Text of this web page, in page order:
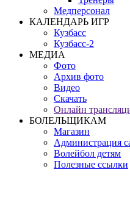
Медперсонал
КАЛЕНДАРЬ ИГР
Кузбасс
Кузбасс-2
МЕДИА
Фото
Архив фото
Видео
Скачать
Онлайн
БОЛЕЛЬЩИКАМ
Магазин
Администрация
Волейбол детям
Полезные ссылки